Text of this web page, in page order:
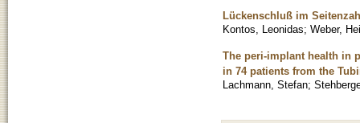
Lückenschluß im
Kontos, Leonidas; Weber,
The peri-implant health in
in 74 patients from the
Lachmann, Stefan;